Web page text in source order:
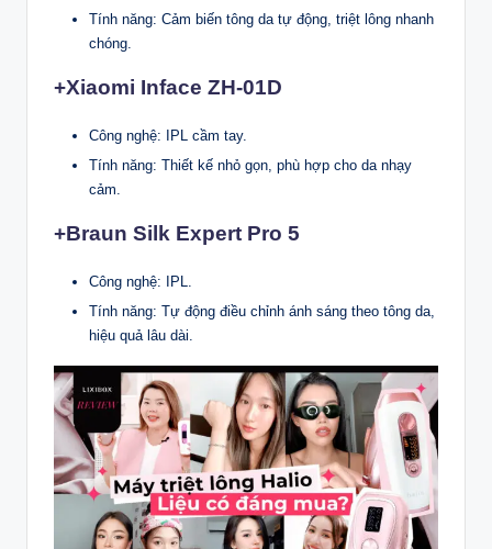
Tính năng: Cảm biến tông da tự động, triệt lông nhanh
chóng.
+Xiaomi Inface ZH-01D
Công nghệ: IPL cầm tay.
Tính năng: Thiết kế nhỏ gọn, phù hợp cho da nhạy
cảm.
+Braun Silk Expert Pro 5
Công nghệ: IPL.
Tính năng: Tự động điều chỉnh ánh sáng theo tông da,
hiệu quả lâu dài.